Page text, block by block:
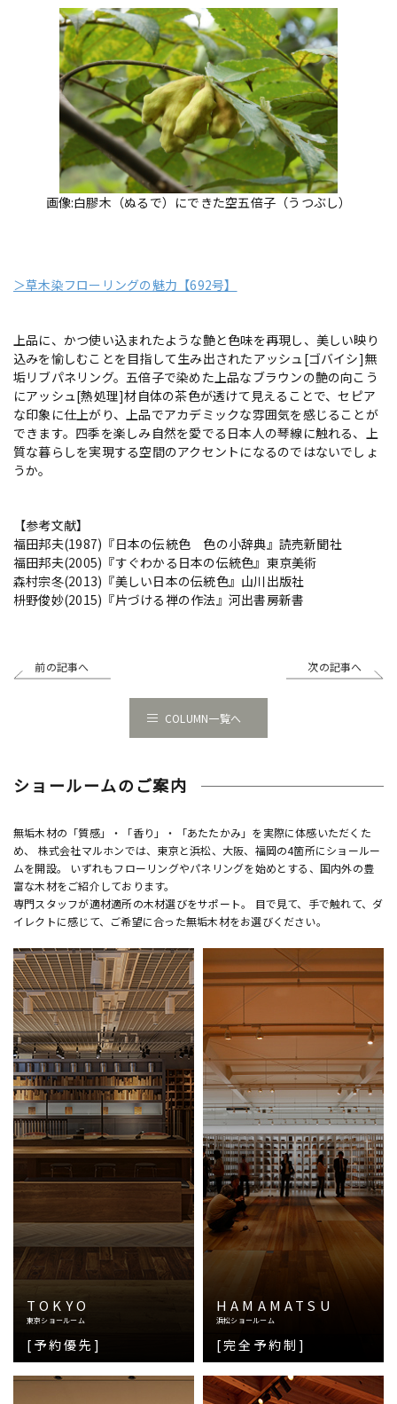
画像:白膠木（ぬるで）にできた空五倍子（うつぶし）
＞草木染フローリングの魅力【692号】
上品に、かつ使い込まれたような艶と色味を再現し、美しい映り
込みを愉しむことを目指して生み出されたアッシュ[ゴバイシ]無
垢リブパネリング。五倍子で染めた上品なブラウンの艶の向こう
にアッシュ[熱処理]材自体の茶色が透けて見えることで、セピア
な印象に仕上がり、上品でアカデミックな雰囲気を感じることが
できます。四季を楽しみ自然を愛でる日本人の琴線に触れる、上
質な暮らしを実現する空間のアクセントになるのではないでしょ
うか。
【参考文献】
福田邦夫(1987)『日本の伝統色 色の小辞典』読売新聞社
福田邦夫(2005)『すぐわかる日本の伝統色』東京美術
森村宗冬(2013)『美しい日本の伝統色』山川出版社
枡野俊妙(2015)『片づける禅の作法』河出書房新書
前の記事へ 次の記事へ
COLUMN一覧へ
ショールームのご案内
無垢木材の「質感」・「香り」・「あたたかみ」を実際に体感いただくた
め、 株式会社マルホンでは、東京と浜松、大阪、福岡の4箇所にショールー
ムを開設。 いずれもフローリングやパネリングを始めとする、国内外の豊
富な木材をご紹介しております。
専門スタッフが適材適所の木材選びをサポート。 目で見て、手で触れて、ダ
イレクトに感じて、ご希望に合った無垢木材をお選びください。
TOKYO
東京ショールーム
[予約優先]
HAMAMATSU
浜松ショールーム
[完全予約制]